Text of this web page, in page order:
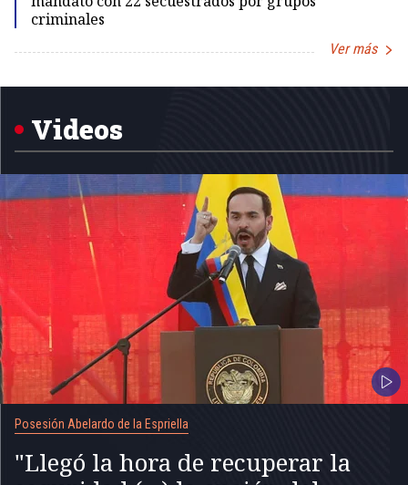
criminales
Ver más
1
Videos
Posesión Abelardo de la Espriella
"Llegó la hora de recuperar la